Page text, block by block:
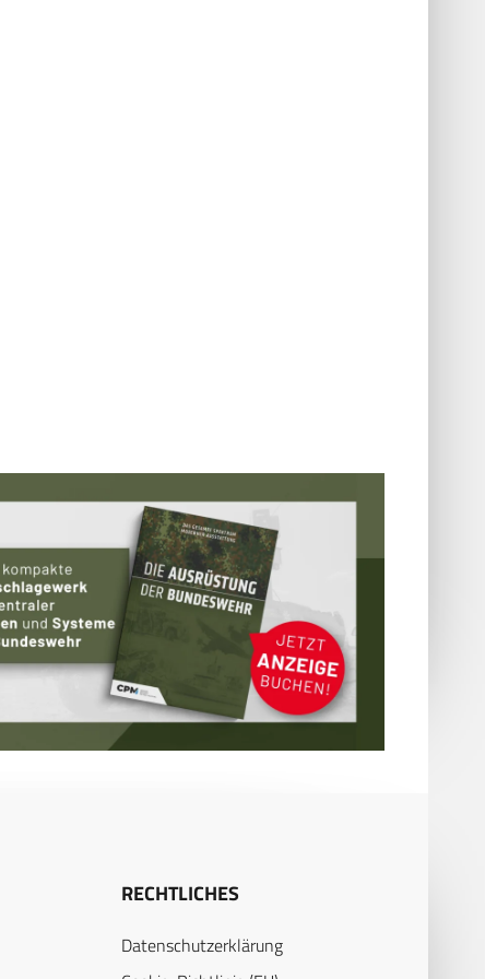
RECHTLICHES
Datenschutzerklärung